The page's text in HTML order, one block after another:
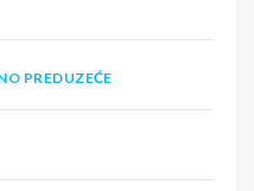
PREDUZEĆE